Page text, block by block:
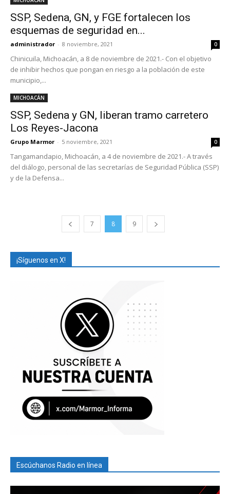
SSP, Sedena, GN, y FGE fortalecen los
esquemas de seguridad en...
administrador - 8 noviembre, 2021 0
Chinicuila, Michoacán, a 8 de noviembre de 2021.- Con el objetivo
de inhibir hechos que pongan en riesgo a la población de este
municipio,...
MICHOACÁN
SSP, Sedena y GN, liberan tramo carretero
Los Reyes-Jacona
Grupo Marmor - 5 noviembre, 2021 0
Tangamandapio, Michoacán, a 4 de noviembre de 2021.- A través
del diálogo, personal de las secretarías de Seguridad Pública (SSP)
y de la Defensa...
7 8 9
¡Síguenos en X!
Escúchanos Radio en línea